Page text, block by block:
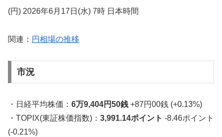
(円) 2026年6月17日(水) 7時 日本時間
関連： 円相場の推移
市況
・日経平均株価： 6万9,404円50銭 +87円00銭 (+0.13%)
・TOPIX(東証株価指数)： 3,991.14ポイント -8.46ポイント
(-0.21%)